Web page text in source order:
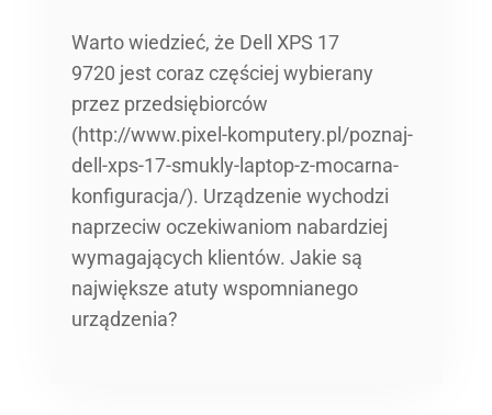
Warto wiedzieć, że Dell XPS 17
9720 jest coraz częściej wybierany
przez przedsiębiorców
(http://www.pixel-komputery.pl/poznaj-
dell-xps-17-smukly-laptop-z-mocarna-
konfiguracja/). Urządzenie wychodzi
naprzeciw oczekiwaniom nabardziej
wymagających klientów. Jakie są
największe atuty wspomnianego
urządzenia?